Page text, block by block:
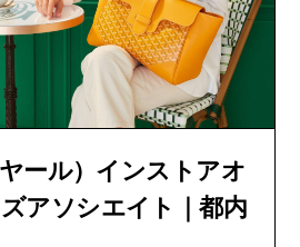
ール）インストアオ
アソシエイト｜都内